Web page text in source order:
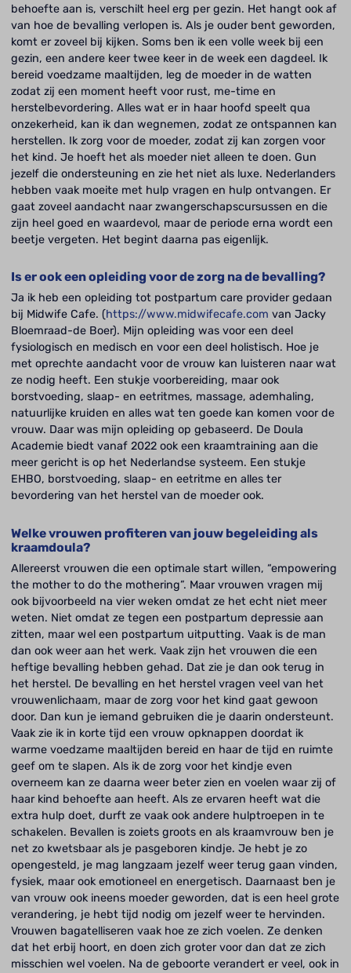
behoefte aan is, verschilt heel erg per gezin. Het hangt ook af
van hoe de bevalling verlopen is. Als je ouder bent geworden,
komt er zoveel bij kijken. Soms ben ik een volle week bij een
gezin, een andere keer twee keer in de week een dagdeel. Ik
bereid voedzame maaltijden, leg de moeder in de watten
zodat zij een moment heeft voor rust, me-time en
herstelbevordering. Alles wat er in haar hoofd speelt qua
onzekerheid, kan ik dan wegnemen, zodat ze ontspannen kan
herstellen. Ik zorg voor de moeder, zodat zij kan zorgen voor
het kind. Je hoeft het als moeder niet alleen te doen. Gun
jezelf die ondersteuning en zie het niet als luxe. Nederlanders
hebben vaak moeite met hulp vragen en hulp ontvangen. Er
gaat zoveel aandacht naar zwangerschapscursussen en die
zijn heel goed en waardevol, maar de periode erna wordt een
beetje vergeten. Het begint daarna pas eigenlijk.
Is er ook een opleiding voor de zorg na de bevalling?
Ja ik heb een opleiding tot postpartum care provider gedaan
bij Midwife Cafe. (https://www.midwifecafe.com van Jacky
Bloemraad-de Boer). Mijn opleiding was voor een deel
fysiologisch en medisch en voor een deel holistisch. Hoe je
met oprechte aandacht voor de vrouw kan luisteren naar wat
ze nodig heeft. Een stukje voorbereiding, maar ook
borstvoeding, slaap- en eetritmes, massage, ademhaling,
natuurlijke kruiden en alles wat ten goede kan komen voor de
vrouw. Daar was mijn opleiding op gebaseerd. De Doula
Academie biedt vanaf 2022 ook een kraamtraining aan die
meer gericht is op het Nederlandse systeem. Een stukje
EHBO, borstvoeding, slaap- en eetritme en alles ter
bevordering van het herstel van de moeder ook.
Welke vrouwen profiteren van jouw begeleiding als
kraamdoula?
Allereerst vrouwen die een optimale start willen, “empowering
the mother to do the mothering”. Maar vrouwen vragen mij
ook bijvoorbeeld na vier weken omdat ze het echt niet meer
weten. Niet omdat ze tegen een postpartum depressie aan
zitten, maar wel een postpartum uitputting. Vaak is de man
dan ook weer aan het werk. Vaak zijn het vrouwen die een
heftige bevalling hebben gehad. Dat zie je dan ook terug in
het herstel. De bevalling en het herstel vragen veel van het
vrouwenlichaam, maar de zorg voor het kind gaat gewoon
door. Dan kun je iemand gebruiken die je daarin ondersteunt.
Vaak zie ik in korte tijd een vrouw opknappen doordat ik
warme voedzame maaltijden bereid en haar de tijd en ruimte
geef om te slapen. Als ik de zorg voor het kindje even
overneem kan ze daarna weer beter zien en voelen waar zij of
haar kind behoefte aan heeft. Als ze ervaren heeft wat die
extra hulp doet, durft ze vaak ook andere hulptroepen in te
schakelen. Bevallen is zoiets groots en als kraamvrouw ben je
net zo kwetsbaar als je pasgeboren kindje. Je hebt je zo
opengesteld, je mag langzaam jezelf weer terug gaan vinden,
fysiek, maar ook emotioneel en energetisch. Daarnaast ben je
van vrouw ook ineens moeder geworden, dat is een heel grote
verandering, je hebt tijd nodig om jezelf weer te hervinden.
Vrouwen bagatelliseren vaak hoe ze zich voelen. Ze denken
dat het erbij hoort, en doen zich groter voor dan dat ze zich
misschien wel voelen. Na de geboorte verandert er veel, ook in